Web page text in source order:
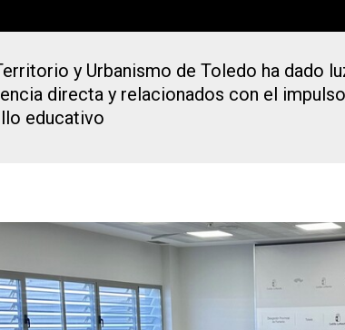
y Urbanismo de Toledo ha dado
directa y relacionados con el
educativo